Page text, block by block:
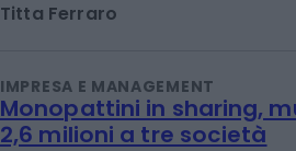
Titta Ferraro
IMPRESA E MANAGEMENT
Monopattini in sharing,
2,6 milioni a tre società